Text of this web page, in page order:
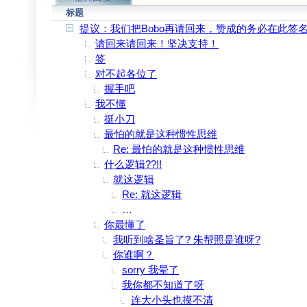
标题
提议：我们把Bobo再请回来，赞成的务必在此签
请回来请回来！坚决支持！
签
对不起各位了
握手吧
我不懂
挺小刀
最怕的就是这种惯性思维
Re: 最怕的就是这种惯性思维
什么逻辑??!!
就这逻辑
Re: 就这逻辑
俺错了 就当我喝多了说胡话吧 大家别
你最懂了
我听到啥圣旨了? 朱帮照是谁呀?
你谁啊？
sorry 我晕了
我你都不知道了呀
连大小头也摸不清